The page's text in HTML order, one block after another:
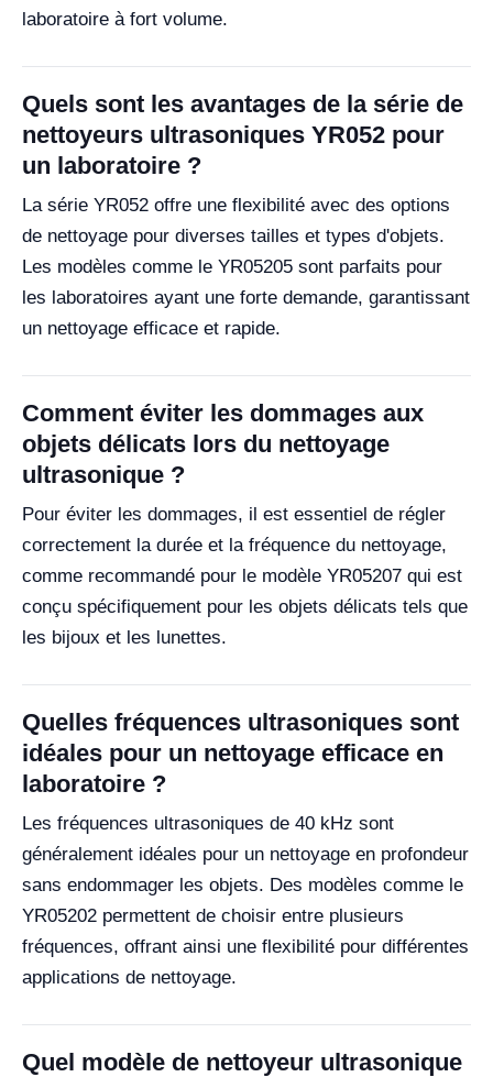
laboratoire à fort volume.
Quels sont les avantages de la série de
nettoyeurs ultrasoniques YR052 pour
un laboratoire ?
La série YR052 offre une flexibilité avec des options
de nettoyage pour diverses tailles et types d'objets.
Les modèles comme le YR05205 sont parfaits pour
les laboratoires ayant une forte demande, garantissant
un nettoyage efficace et rapide.
Comment éviter les dommages aux
objets délicats lors du nettoyage
ultrasonique ?
Pour éviter les dommages, il est essentiel de régler
correctement la durée et la fréquence du nettoyage,
comme recommandé pour le modèle YR05207 qui est
conçu spécifiquement pour les objets délicats tels que
les bijoux et les lunettes.
Quelles fréquences ultrasoniques sont
idéales pour un nettoyage efficace en
laboratoire ?
Les fréquences ultrasoniques de 40 kHz sont
généralement idéales pour un nettoyage en profondeur
sans endommager les objets. Des modèles comme le
YR05202 permettent de choisir entre plusieurs
fréquences, offrant ainsi une flexibilité pour différentes
applications de nettoyage.
Quel modèle de nettoyeur ultrasonique